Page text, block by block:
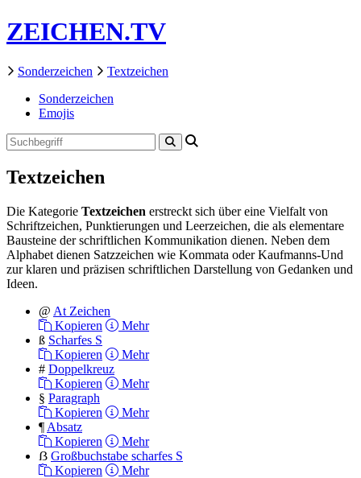
ZEICHEN.TV
Sonderzeichen
Textzeichen
Sonderzeichen
Emojis
Textzeichen
Die Kategorie Textzeichen erstreckt sich über eine Vielfalt von
Schriftzeichen, Punktierungen und Leerzeichen, die als elementare
Bausteine der schriftlichen Kommunikation dienen. Neben dem
Alphabet dienen Satzzeichen wie Kommata oder Kaufmanns-Und
zur klaren und präzisen schriftlichen Darstellung von Gedanken und
Ideen.
@ At Zeichen
Kopieren
Mehr
ß Scharfes S
Kopieren
Mehr
# Doppelkreuz
Kopieren
Mehr
§ Paragraph
Kopieren
Mehr
¶ Absatz
Kopieren
Mehr
ẞ Großbuchstabe scharfes S
Kopieren
Mehr